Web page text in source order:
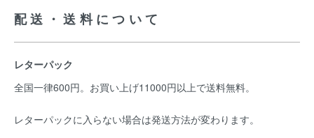
配送・送料について
レターパック
全国一律600円。お買い上げ11000円以上で送料無料。
レターパックに入らない場合は発送方法が変わります。